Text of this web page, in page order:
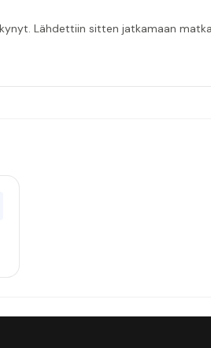
Lähdettiin sitten jatkamaan